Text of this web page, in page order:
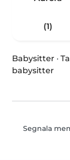
(1)
Babysitter ·
babysitter
Segnala